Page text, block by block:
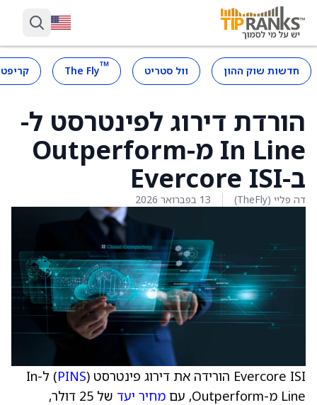
חדשות שוק ההון וול סטריט ™
The Fly
הורדת דירוג לפינטרסט ל-
In Line מ-Outperform
ב-Evercore ISI
דה פליי (TheFly) 13 בפברואר 2026
Evercore ISI הורידה את דירוג פינטרסט ( PINS
) ל-In
Line מ-Outperform, עם
מחיר יעד
של 25 דולר,